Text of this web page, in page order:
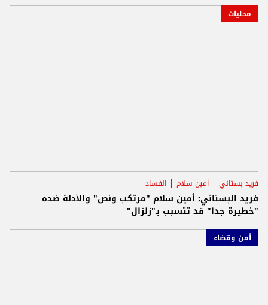
محليات
فريد بستاني أمين سلام الفساد
فريد البستاني: أمين سلام "مرتكب ونص" والأدلة ضده
"خطيرة جدا" قد تتسبب بـ"زلزال"
أمن وقضاء